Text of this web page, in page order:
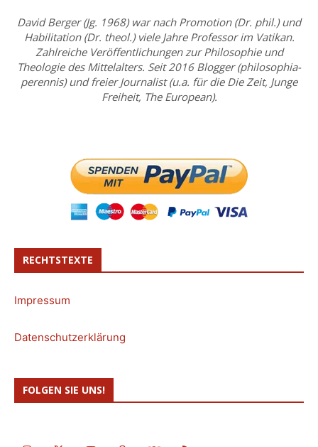
David Berger (Jg. 1968) war nach Promotion (Dr. phil.) und
Habilitation (Dr. theol.) viele Jahre Professor im Vatikan.
Zahlreiche Veröffentlichungen zur Philosophie und
Theologie des Mittelalters. Seit 2016 Blogger (philosophia-
perennis) und freier Journalist (u.a. für die Die Zeit, Junge
Freiheit, The European).
RECHTSTEXTE
Impressum
Datenschutzerklärung
FOLGEN SIE UNS!